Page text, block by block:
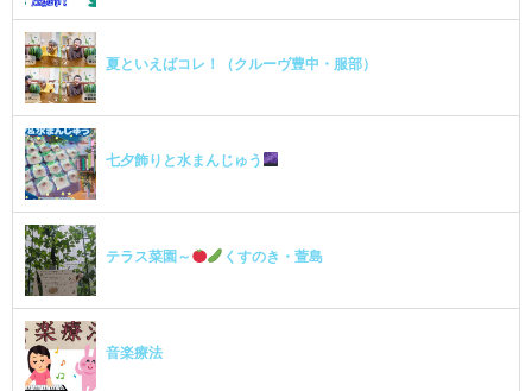
夏といえばコレ！（クルーヴ豊中・服部）
七夕飾りと水まんじゅう
テラス菜園～ くすのき・萱島
音楽療法